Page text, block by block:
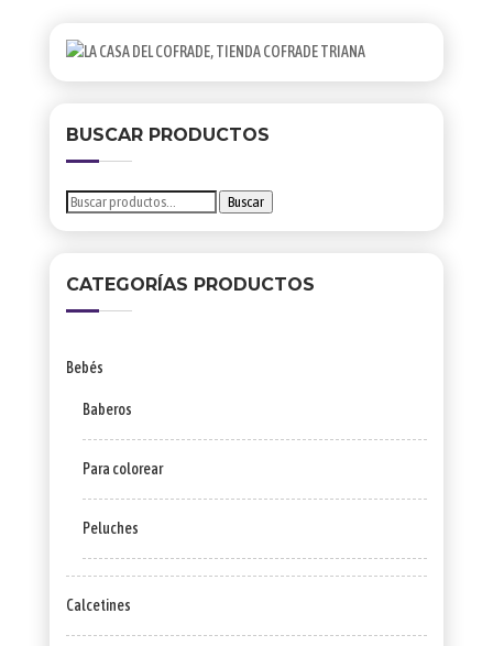
BUSCAR PRODUCTOS
Buscar
Buscar
CATEGORÍAS PRODUCTOS
Bebés
Baberos
Para colorear
Peluches
Calcetines